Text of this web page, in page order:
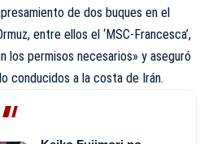
de dos buques en el
entre ellos el ‘MSC-Francesca’,
los permisos necesarios» y aseguró
conducidos a la costa de Irán.